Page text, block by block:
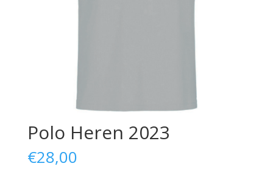
Polo Heren 2023
€28,00